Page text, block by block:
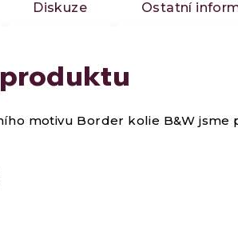
Diskuze Ostatní
motivu Border kolie B&W jsme